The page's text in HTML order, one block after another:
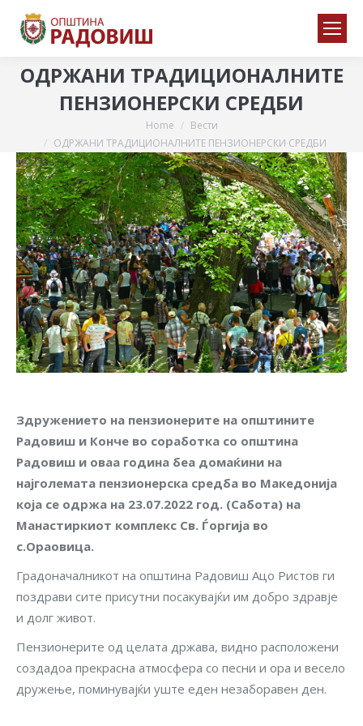
ОДРЖАНИ ТРАДИЦИОНАЛНИТЕ
ПЕНЗИОНЕРСКИ СРЕДБИ
Home
Вести
ОДРЖАНИ ТРАДИЦИОНАЛНИТЕ ПЕНЗИОНЕРСКИ СРЕДБИ
Здружението на пензионерите на општините
Радовиш и Конче во соработка со општина
Радовиш и оваа година беа домаќини на
најголемата пензионерска средба во Македонија
која се одржа на 23.07.2022 год. (Сабота) на
Манастиркиот комплекс Св. Ѓоргија во
с.Ораовица.
Градоначалникот на општина Радовиш Ацо Ристов ги
поздрави сите присутни посакувајќи им добро здравје
и долг живот.
Пензионерите од целата држава, видно расположени
создадоа прекрасна атмосфера со песни и ора и весело
дружење, поминувајќи уште еден незаборавен ден.